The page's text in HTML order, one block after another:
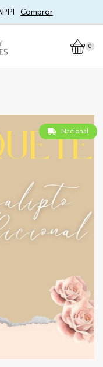
Comprar
0
Nacional